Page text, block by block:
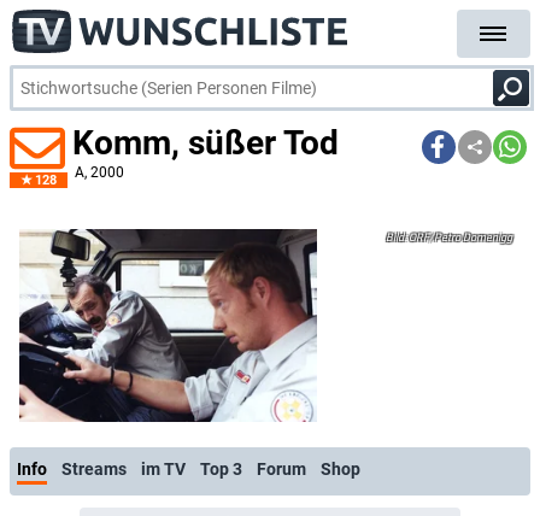
128
Komm, süßer Tod
A, 2000
ORF/Petro Domenigg
Info Streams im TV Top 3 Forum Shop